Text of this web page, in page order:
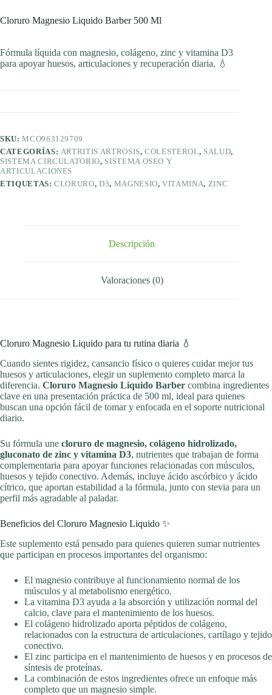
Cloruro Magnesio Liquido Barber 500 Ml
Fórmula líquida con magnesio, colágeno, zinc y vitamina D3
para apoyar huesos, articulaciones y recuperación diaria. 💧
SKU:MCO963129709
CATEGORÍAS: ARTRITIS ARTROSIS,COLESTEROL, SALUD,
SISTEMA CIRCULATORIO, SISTEMA OSEO Y
ARTICULACIONES
ETIQUETAS:CLORURO,D3, MAGNESIO,VITAMINA, ZINC
Descripción
Valoraciones (0)
Cloruro Magnesio Liquido para tu rutina diaria 💧
Cuando sientes rigidez, cansancio físico o quieres cuidar mejor tus
huesos y articulaciones, elegir un suplemento completo marca la
diferencia. Cloruro Magnesio Liquido Barber combina ingredientes
clave en una presentación práctica de 500 ml, ideal para quienes
buscan una opción fácil de tomar y enfocada en el soporte nutricional
diario.
Su fórmula une cloruro de magnesio, colágeno hidrolizado,
gluconato de zinc y vitamina D3, nutrientes que trabajan de forma
complementaria para apoyar funciones relacionadas con músculos,
huesos y tejido conectivo. Además, incluye ácido ascórbico y ácido
cítrico, que aportan estabilidad a la fórmula, junto con stevia para un
perfil más agradable al paladar.
Beneficios del Cloruro Magnesio Liquido ✨
Este suplemento está pensado para quienes quieren sumar nutrientes
que participan en procesos importantes del organismo:
El magnesio contribuye al funcionamiento normal de los
músculos y al metabolismo energético.
La vitamina D3 ayuda a la absorción y utilización normal del
calcio, clave para el mantenimiento de los huesos.
El colágeno hidrolizado aporta péptidos de colágeno,
relacionados con la estructura de articulaciones, cartílago y tejido
conectivo.
El zinc participa en el mantenimiento de huesos y en procesos de
síntesis de proteínas.
La combinación de estos ingredientes ofrece un enfoque más
completo que un magnesio simple.